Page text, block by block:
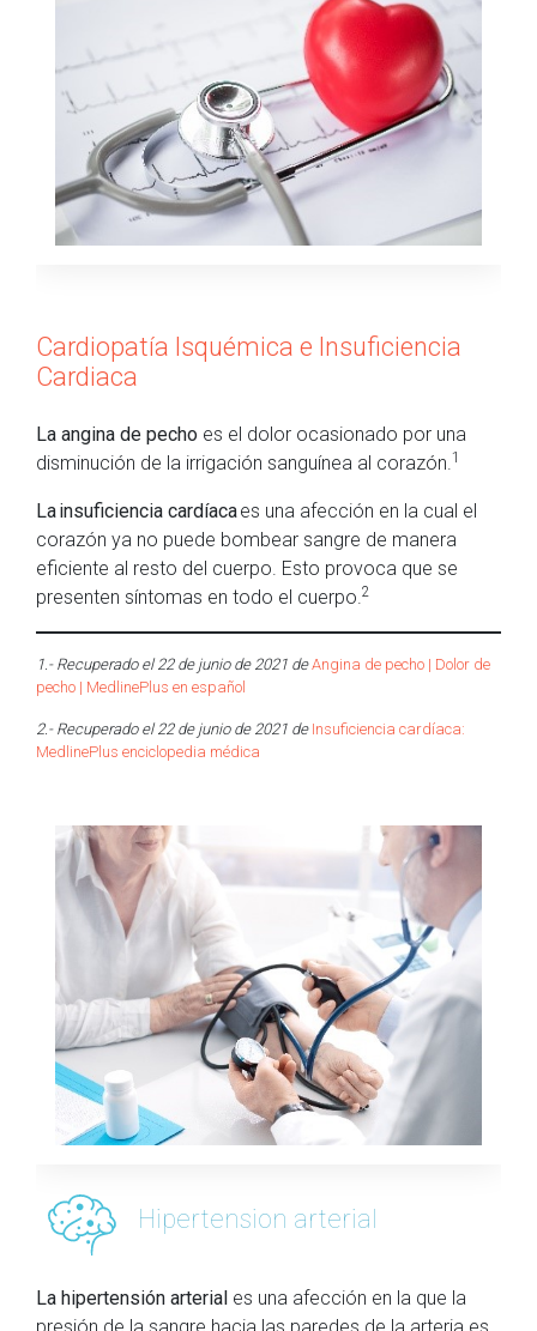
Cardiopatía Isquémica e Insuficiencia
Cardiaca
La angina de pecho es el dolor ocasionado por una
disminución de la irrigación sanguínea al corazón. 1
La insuficiencia cardíacaes una afección en la cual el
corazón ya no puede bombear sangre de manera
eficiente al resto del cuerpo. Esto provoca que se
presenten síntomas en todo el cuerpo. 2
1.- Recuperado el 22 de junio de 2021 deAngina de pecho | Dolor de
pecho | MedlinePlus en español
2.- Recuperado el 22 de junio de 2021 de Insuficiencia cardíaca:
MedlinePlus enciclopedia médica
Hipertension arterial
La hipertensión arterial es una afección en la que la
presión de la sangre hacia las paredes de la arteria es